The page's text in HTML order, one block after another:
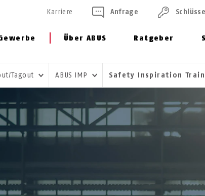
Über ABUS Ratgeber
Karriere Anfrage
Tagout ABUS IMP Safety Inspiration